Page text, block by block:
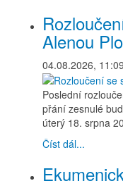
Alenou
04.08.2026,
Poslední
přání zesnulé
úterý 18. srpna
Číst dál...